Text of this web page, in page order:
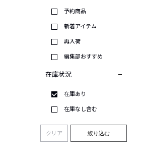
予約商品
新着アイテム
再入荷
編集部おすすめ
在庫状況
在庫あり
在庫なし含む
クリア 絞り込む